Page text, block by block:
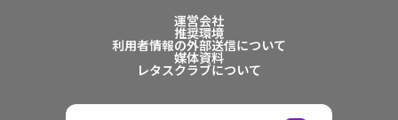
運営会社
推奨環境
利用者情報の外部送信について
媒体資料
レタスクラブについて